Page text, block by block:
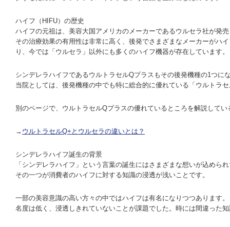
ハイフ（HIFU）の歴史
ハイフの元祖は、美容大国アメリカのメーカーであるウルセラ社が発
その治療効果の有用性は非常に高く、後発でさまざまなメーカーがハ
り、今では「ウルセラ」以外にも多くのハイフ機器が存在しています。
シンデレラハイフであるウルトラセルQプラスもその後発機種の1つに
当院としては、後発機種の中でも特に総合的に優れている「ウルトラ
別のページで、ウルトラセルQプラスの優れているところを解説して
→ ウルトラセルQ+とウルセラの違いとは？
シンデレラハイフ誕生の背景
「シンデレラハイフ」という言葉の誕生にはさまざまな想いが込めら
その一つが消費者のハイフに対する知識の浸透が浅いことです。
一部の美容意識の高い方々の中ではハイフは有名になりつつあります
名度は低く、浸透しきれていないことが課題でした。時には間違った